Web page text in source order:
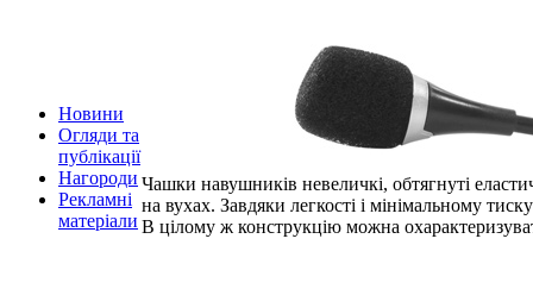
Новини
Огляди та
публікації
Нагороди
Рекламні
матеріали
Чашки навушників невеличкі, обтягнуті
на вухах. Завдяки легкості і мінімальному
В цілому ж конструкцію можна